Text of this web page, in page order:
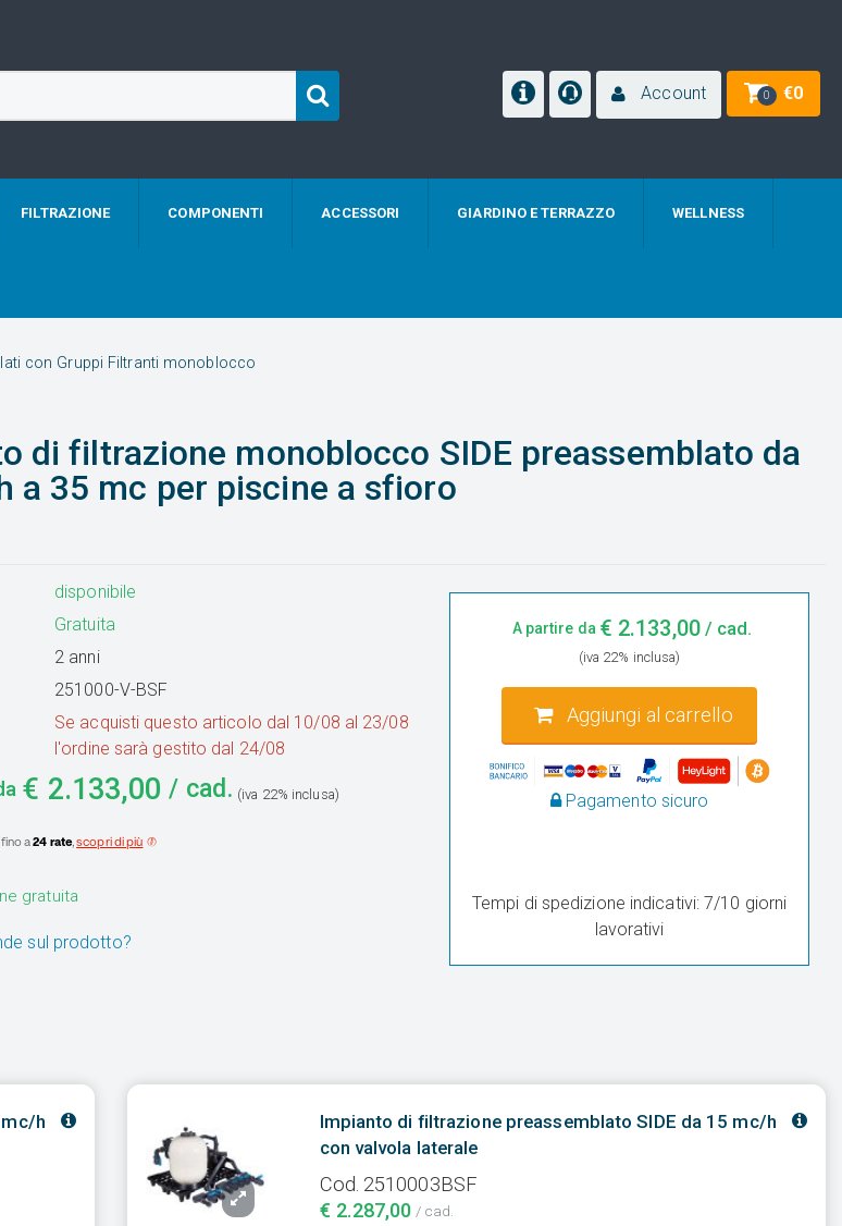
Account 0 €0
FILTRAZIONE COMPONENTI ACCESSORI GIARDINO E TERRAZZO WELLNESS
con Gruppi Filtranti monoblocco
di filtrazione monoblocco SIDE preassemblato da
a 35 mc per piscine a sfioro
disponibile
Gratuita
2 anni
251000-V-BSF
Se acquisti questo articolo dal 10/08 al 23/08
l'ordine sarà gestito dal 24/08
€ 2.133,00 / cad. (iva 22% inclusa)
a24 rate,scopri di più
gratuita
sul prodotto?
A partire da € 2.133,00/ cad.
(iva 22% inclusa)
Aggiungi al carrello
Pagamento sicuro
Tempi di spedizione indicativi: 7/10 giorni
lavorativi
h
Impianto di filtrazione preassemblato SIDE da 15 mc/h
con valvola laterale
Cod. 2510003BSF
€ 2.287,00 / cad.